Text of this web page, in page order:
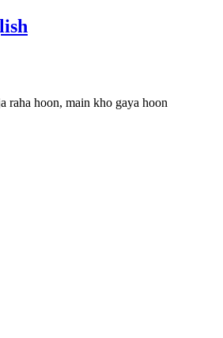
raha hoon, main kho gaya hoon